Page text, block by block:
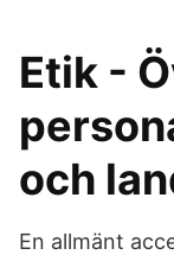
Etik -
och
En allmänt